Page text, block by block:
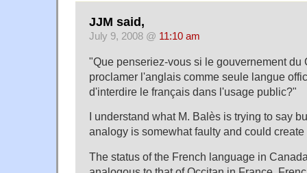
JJM said,
July 9, 2008 @ 11:10 am
"Que penseriez-vous si le gouvernement du
proclamer l'anglais comme seule langue
d'interdire le français dans l'usage public?"
I understand what M. Balès is trying to say
analogy is somewhat faulty and could
The status of the French language in